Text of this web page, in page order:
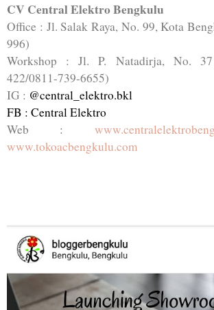
CV Central Elektro Bengkulu
Office : Jl. Salak Raya, No. 99, Kota
996)
Workshop : Jl. P. Natadirja, No.
422/0811-739-6655)
IG : @central_elektro.bkl
FB : Central Elektro
Web :
www.tokoacbengkulu.com